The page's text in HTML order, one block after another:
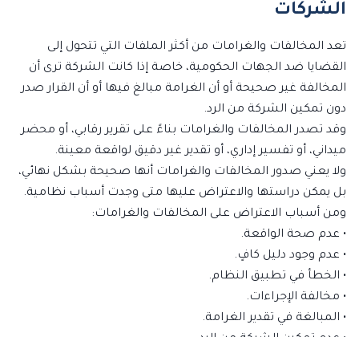
الشركات
تعد المخالفات والغرامات من أكثر الملفات التي تتحول إلى
القضايا ضد الجهات الحكومية، خاصة إذا كانت الشركة ترى أن
المخالفة غير صحيحة أو أن الغرامة مبالغ فيها أو أن القرار صدر
دون تمكين الشركة من الرد.
وقد تصدر المخالفات والغرامات بناءً على تقرير رقابي، أو محضر
ميداني، أو تفسير إداري، أو تقدير غير دقيق لواقعة معينة.
ولا يعني صدور المخالفات والغرامات أنها صحيحة بشكل نهائي،
بل يمكن دراستها والاعتراض عليها متى وجدت أسباب نظامية.
ومن أسباب الاعتراض على المخالفات والغرامات:
• عدم صحة الواقعة.
• عدم وجود دليل كافٍ.
• الخطأ في تطبيق النظام.
• مخالفة الإجراءات.
• المبالغة في تقدير الغرامة.